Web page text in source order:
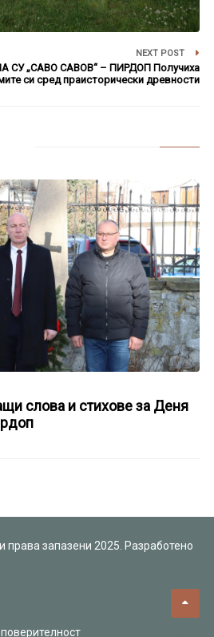
NEXT POST
СУ „САВО САВОВ“ – ПИРДОП Получиха
си сред праисторически древности
слова и стихове за Деня
права запазени 2025. Разработено